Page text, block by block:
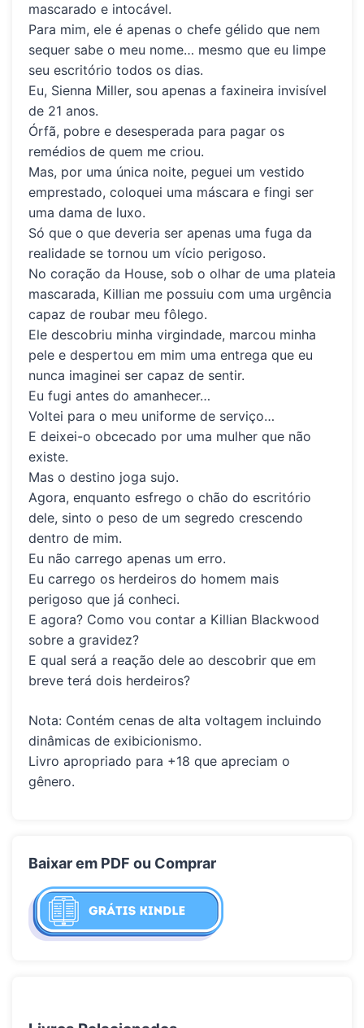
mascarado e intocável.
Para mim, ele é apenas o chefe gélido que nem
sequer sabe o meu nome… mesmo que eu limpe
seu escritório todos os dias.
Eu, Sienna Miller, sou apenas a faxineira invisível
de 21 anos.
Órfã, pobre e desesperada para pagar os
remédios de quem me criou.
Mas, por uma única noite, peguei um vestido
emprestado, coloquei uma máscara e fingi ser
uma dama de luxo.
Só que o que deveria ser apenas uma fuga da
realidade se tornou um vício perigoso.
No coração da House, sob o olhar de uma plateia
mascarada, Killian me possuiu com uma urgência
capaz de roubar meu fôlego.
Ele descobriu minha virgindade, marcou minha
pele e despertou em mim uma entrega que eu
nunca imaginei ser capaz de sentir.
Eu fugi antes do amanhecer…
Voltei para o meu uniforme de serviço…
E deixei-o obcecado por uma mulher que não
existe.
Mas o destino joga sujo.
Agora, enquanto esfrego o chão do escritório
dele, sinto o peso de um segredo crescendo
dentro de mim.
Eu não carrego apenas um erro.
Eu carrego os herdeiros do homem mais
perigoso que já conheci.
E agora? Como vou contar a Killian Blackwood
sobre a gravidez?
E qual será a reação dele ao descobrir que em
breve terá dois herdeiros?
Nota: Contém cenas de alta voltagem incluindo
dinâmicas de exibicionismo.
Livro apropriado para +18 que apreciam o
gênero.
Baixar em PDF ou Comprar